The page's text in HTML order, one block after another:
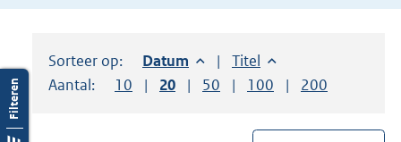
Sorteer op: Sorteer op:
Datum aflopendSorteer op:
Titel oplopend
Aantal:
Toon
10 resultaten per pagina
Toon
20 resultaten per pagina
Toon
50 resultaten per pagina
Toon
100 resultaten per
Toon
200